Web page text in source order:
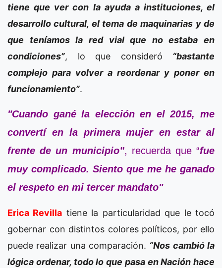
tiene que ver con la ayuda a instituciones, el
desarrollo cultural, el tema de maquinarias y de
que teníamos la red vial que no estaba en
condiciones”, lo que consideró “bastante
complejo para volver a reordenar y poner en
funcionamiento”.
"Cuando gané la elección en el 2015, me
convertí en la primera mujer en estar al
frente de un municipio”, recuerda que “fue
muy complicado. Siento que me he ganado
el respeto en mi tercer mandato"
Erica Revilla tiene la particularidad que le tocó
gobernar con distintos colores políticos, por ello
puede realizar una comparación. “Nos cambió la
lógica ordenar, todo lo que pasa en Nación hace